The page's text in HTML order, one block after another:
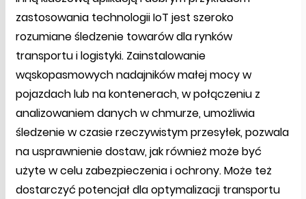
zastosowania technologii IoT jest szeroko
rozumiane śledzenie towarów dla rynków
transportu i logistyki. Zainstalowanie
wąskopasmowych nadajników małej mocy w
pojazdach lub na kontenerach, w połączeniu z
analizowaniem danych w chmurze, umożliwia
śledzenie w czasie rzeczywistym przesyłek, pozwala
na usprawnienie dostaw, jak również może być
użyte w celu zabezpieczenia i ochrony. Może też
dostarczyć potencjał dla optymalizacji transportu